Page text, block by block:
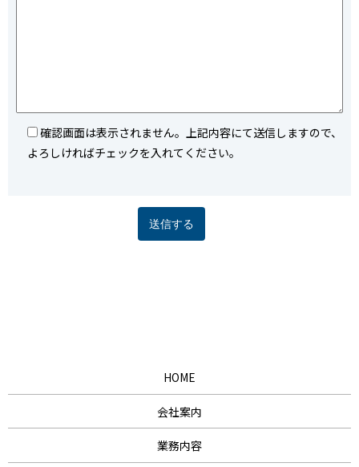
確認画面は表示されません。上記内容にて送信しますので、
よろしければチェックを入れてください。
HOME
会社案内
業務内容